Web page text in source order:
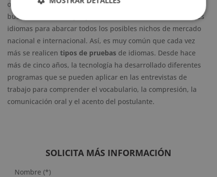
otros países. Por ello, ahora más que nunca, las compañías
buscan candidatos que puedan desenvolverse en diferentes
idiomas para abarcar todos los posibles nichos de mercado
nacional e internacional. Así, es muy común que cada vez
más se realicen tipos de pruebas de idiomas. Desde hace
más de cinco años, la tecnología ha desarrollado diferentes
programas que se pueden aplicar en las entrevistas de
trabajo para comprender el vocabulario, la compresión, la
comunicación oral y el acento del postulante.
SOLICITA MÁS INFORMACIÓN
Nombre (*)